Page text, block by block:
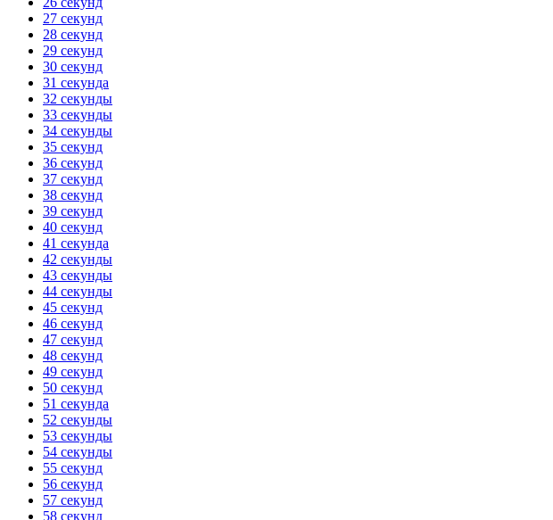
27 секунд
28 секунд
29 секунд
30 секунд
31 секунда
32 секунды
33 секунды
34 секунды
35 секунд
36 секунд
37 секунд
38 секунд
39 секунд
40 секунд
41 секунда
42 секунды
43 секунды
44 секунды
45 секунд
46 секунд
47 секунд
48 секунд
49 секунд
50 секунд
51 секунда
52 секунды
53 секунды
54 секунды
55 секунд
56 секунд
57 секунд
58 секунд